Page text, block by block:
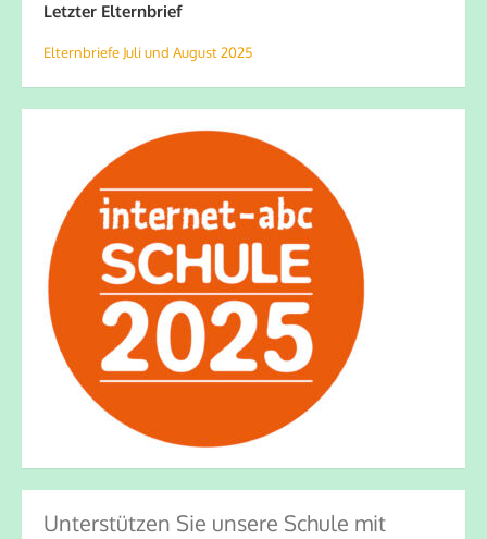
Letzter Elternbrief
Elternbriefe Juli und August 2025
Unterstützen Sie unsere Schule mit